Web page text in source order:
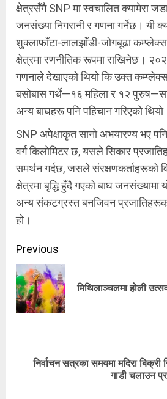
क्षेत्रसँगै SNP मा स्वचालित क्यामेरा
जनसंख्या निगरानी र गणना गर्नेछ। यी
शुक्लाफाँटा-लालझाँडी-जोगबूढा
क्षेत्रमा रणनीतिक रूपमा राखिनेछ।
गणनाले देखाएको थियो कि उक्त
बसोबास गर्थे—१६ महिला र १२
अन्य बाघहरू पनि पहिचान गरिएको
SNP अपेक्षाकृत सानो अभयारण्य भए
वर्ग किलोमिटर छ, यसले सिकार
समर्थन गर्दछ, जसले संरक्षणकर्ताहरूको
क्षेत्रमा बृद्धि हुँदै गएको बाघ जनसंख्यामा
अन्य संकटग्रस्त बनजिवन
हो।
Continue
Reading
Previous
मिथिलाञ्चलमा होली
Nextनिर्वाचन सत्रका समयमा मदिरा बिक्री
गाडी चलाउन